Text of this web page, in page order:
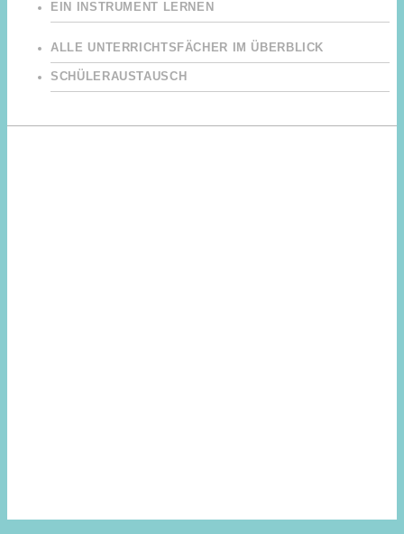
EIN INSTRUMENT LERNEN
ALLE UNTERRICHTSFÄCHER IM ÜBERBLICK
SCHÜLERAUSTAUSCH